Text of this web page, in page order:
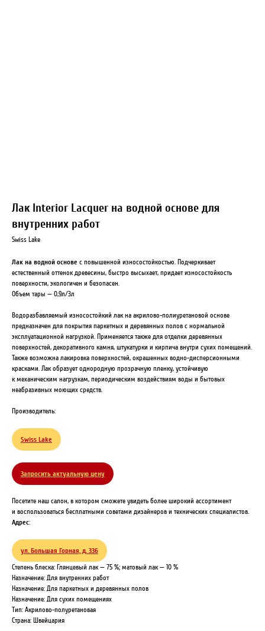
Лак Interior Lacquer на водной основе для
внутренних работ
Swiss Lake
Лак на водной основе с повышенной износостойкостью. Подчеркивает
естественный оттенок древесины, быстро высыхает, придает износостойкость
поверхности, экологичен и безопасен.
Объем тары — 0,9л/3л
Водоразбавляемый износостойкий лак на акрилово-полиуретановой основе
предназначен для покрытия паркетных и деревянных полов с нормальной
эксплуатационной нагрузкой. Применяется также для отделки деревянных
поверхностей, декоративного камня, штукатурки и кирпича внутри сухих помещений.
Также возможна лакировка поверхностей, окрашенных водно-дисперсионными
красками. Лак образует однородную прозрачную пленку, устойчивую
к механическим нагрузкам, периодическим воздействиям воды и бытовых
неабразивных моющих средств.
Производитель:
Swiss Lake
Запросить актуальную цену
Посетите наш салон, в котором сможете увидеть более широкий ассортимент
и воспользоваться бесплатными советами дизайнеров и технических специалистов.
Адрес:
ул. Большая Горная, д. 336
Степень блеска: Глянцевый лак — 75 %; матовый лак — 10 %
Назначение: Для внутренних работ
Назначение: Для паркетных и деревянных полов
Назначение: Для сухих помещениях
Тип: Акрилово-полуретановая
Страна: Швейцария